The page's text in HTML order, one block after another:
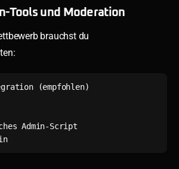
Tools und Moderation
brauchst du
(empfohlen)
Admin-Script